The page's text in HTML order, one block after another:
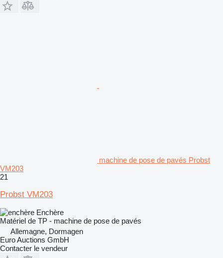
machine de pose de pavés Probst
VM203
21
Probst VM203
Enchère
Matériel de TP - machine de pose de pavés
Allemagne, Dormagen
Euro Auctions GmbH
Contacter le vendeur